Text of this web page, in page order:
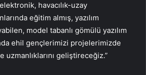
havacılık-uzay
eğitim almış, yazılım
model tabanlı gömülü yazılım
ehil gençlerimizi projelerimizde
uzmanlıklarını geliştireceğiz.”